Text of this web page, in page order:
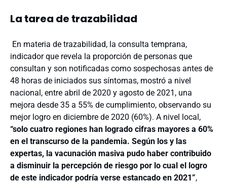
La tarea de trazabilidad
En materia de trazabilidad, la consulta temprana,
indicador que revela la proporción de personas que
consultan y son notificadas como sospechosas antes de
48 horas de iniciados sus síntomas, mostró a nivel
nacional, entre abril de 2020 y agosto de 2021, una
mejora desde 35 a 55% de cumplimiento, observando su
mejor logro en diciembre de 2020 (60%). A nivel local,
“solo cuatro regiones han logrado cifras mayores a 60%
en el transcurso de la pandemia. Según los y las
expertas, la vacunación masiva pudo haber contribuido
a disminuir la percepción de riesgo por lo cual el logro
de este indicador podría verse estancado en 2021”,